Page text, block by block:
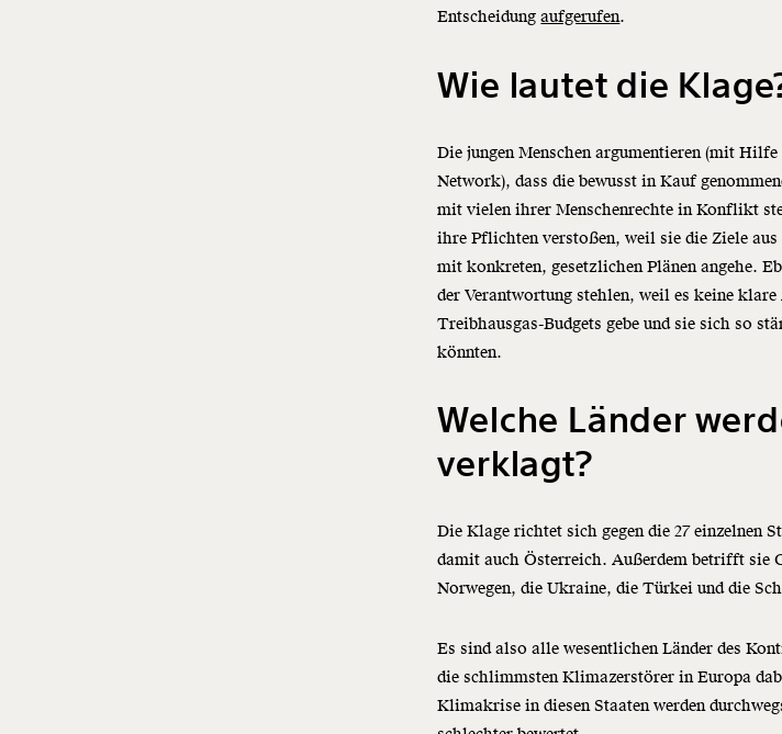
Entscheidungaufgerufen.
Wie lautet die
Die jungen Menschen argumentieren (mit
Network), dass die bewusst in Kauf
mit vielen ihrer Menschenrechte in Konflikt
ihre Pflichten verstoßen, weil sie die Ziele
mit konkreten, gesetzlichen Plänen angehe.
der Verantwortung stehlen, weil es keine
Treibhausgas-Budgets gebe und sie sich so
könnten.
Welche Länder
verklagt?
Die Klage richtet sich gegen die 27 einzelnen
damit auch Österreich. Außerdem betrifft sie
Norwegen, die Ukraine, die Türkei und die
Es sind also alle wesentlichen Länder des
die schlimmsten Klimazerstörer in Europa
Klimakrise in diesen Staaten werden